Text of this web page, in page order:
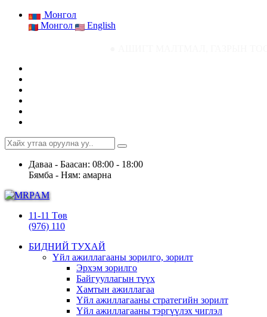
Монгол
Монгол
English
Даваа - Баасан: 08:00 - 18:00
Бямба - Ням: амарна
11-11 Төв
(976) 110
БИДНИЙ ТУХАЙ
Үйл ажиллагааны зорилго, зорилт
Эрхэм зорилго
Байгууллагын түүх
Хамтын ажиллагаа
Үйл ажиллагааны стратегийн зорилт
Үйл ажиллагааны тэргүүлэх чиглэл